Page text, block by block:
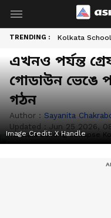
TRENDING : Kolkata
এখনও পর্যন্ত
গোডাউন ভেঙে
গঠন
Author : Sayanita
Updated : Jun 25 2026,
Image Credit:X Handle